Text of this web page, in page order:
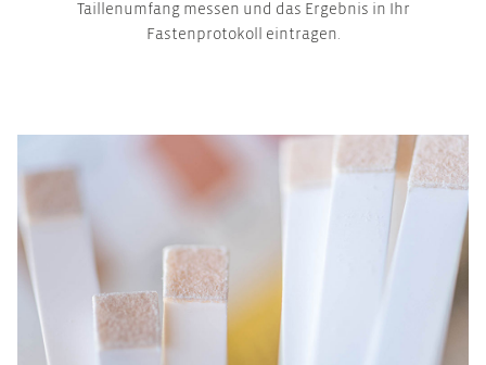
Taillenumfang messen und das Ergebnis in Ihr
Fastenprotokoll eintragen.